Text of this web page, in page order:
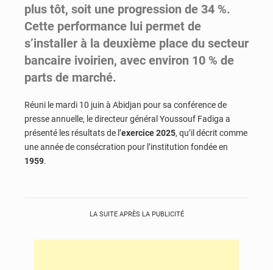
plus tôt, soit une progression de 34 %.
Cette performance lui permet de
s’installer à la deuxième place du secteur
bancaire ivoirien, avec environ 10 % de
parts de marché.
Réuni le mardi 10 juin à Abidjan pour sa conférence de
presse annuelle, le directeur général Youssouf Fadiga a
présenté les résultats de l’exercice 2025, qu’il décrit comme
une année de consécration pour l’institution fondée en
1959.
LA SUITE APRÈS LA PUBLICITÉ